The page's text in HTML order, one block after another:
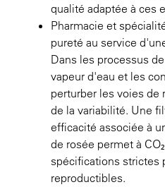
qualité adaptée à ces
Pharmacie et
pureté au service
Dans les processus
vapeur d'eau et les
perturber les voies de
de la variabilité. Une
efficacité associée à
de rosée permet à
spécifications strictes
reproductibles.